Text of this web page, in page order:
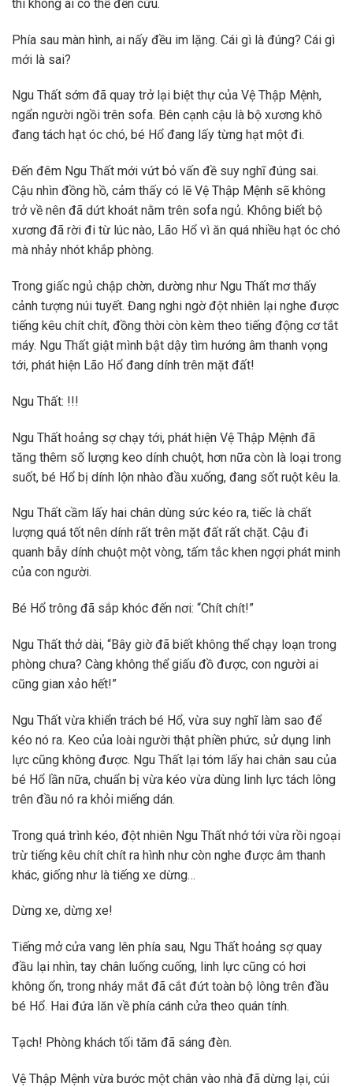
thì không ai có thể đến cứu.
Phía sau màn hình, ai nấy đều im lặng. Cái gì là đúng? Cái gì
mới là sai?
Ngu Thất sớm đã quay trở lại biệt thự của Vệ Thập Mệnh,
ngẩn người ngồi trên sofa. Bên cạnh cậu là bộ xương khô
đang tách hạt óc chó, bé Hổ đang lấy từng hạt một đi.
Đến đêm Ngu Thất mới vứt bỏ vấn đề suy nghĩ đúng sai.
Cậu nhìn đồng hồ, cảm thấy có lẽ Vệ Thập Mệnh sẽ không
trở về nên đã dứt khoát nằm trên sofa ngủ. Không biết bộ
xương đã rời đi từ lúc nào, Lão Hổ vì ăn quá nhiều hạt óc chó
mà nhảy nhót khắp phòng.
Trong giấc ngủ chập chờn, dường như Ngu Thất mơ thấy
cảnh tượng núi tuyết. Đang nghi ngờ đột nhiên lại nghe được
tiếng kêu chít chít, đồng thời còn kèm theo tiếng động cơ tắt
máy. Ngu Thất giật mình bật dậy tìm hướng âm thanh vọng
tới, phát hiện Lão Hổ đang dính trên mặt đất!
Ngu Thất: !!!
Ngu Thất hoảng sợ chạy tới, phát hiện Vệ Thập Mệnh đã
tăng thêm số lượng keo dính chuột, hơn nữa còn là loại trong
suốt, bé Hổ bị dính lộn nhào đầu xuống, đang sốt ruột kêu la.
Ngu Thất cầm lấy hai chân dùng sức kéo ra, tiếc là chất
lượng quá tốt nên dính rất trên mặt đất rất chặt. Cậu đi
quanh bẫy dính chuột một vòng, tấm tắc khen ngợi phát minh
của con người.
Bé Hổ trông đã sắp khóc đến nơi: “Chít chít!”
Ngu Thất thở dài, “Bây giờ đã biết không thể chạy loạn trong
phòng chưa? Càng không thể giấu đồ được, con người ai
cũng gian xảo hết!”
Ngu Thất vừa khiển trách bé Hổ, vừa suy nghĩ làm sao để
kéo nó ra. Keo của loài người thật phiền phức, sử dụng linh
lực cũng không được. Ngu Thất lại tóm lấy hai chân sau của
bé Hổ lần nữa, chuẩn bị vừa kéo vừa dùng linh lực tách lông
trên đầu nó ra khỏi miếng dán.
Trong quá trình kéo, đột nhiên Ngu Thất nhớ tới vừa rồi ngoại
trừ tiếng kêu chít chít ra hình như còn nghe được âm thanh
khác, giống như là tiếng xe dừng…
Dừng xe, dừng xe!
Tiếng mở cửa vang lên phía sau, Ngu Thất hoảng sợ quay
đầu lại nhìn, tay chân luống cuống, linh lực cũng có hơi
không ổn, trong nháy mắt đã cắt đứt toàn bộ lông trên đầu
bé Hổ. Hai đứa lăn về phía cánh cửa theo quán tính.
Tạch! Phòng khách tối tăm đã sáng đèn.
Vệ Thập Mệnh vừa bước một chân vào nhà đã dừng lại, cúi